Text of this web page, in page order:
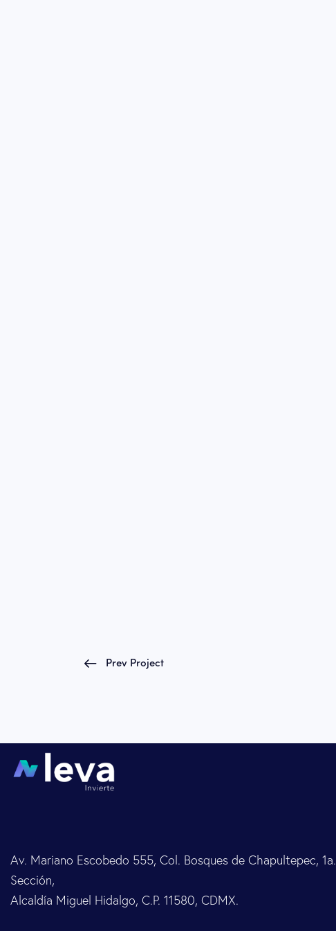
Prev Project
Av. Mariano Escobedo 555, Col. Bosques de Chapultepec, 1a.
Sección,
Alcaldía Miguel Hidalgo, C.P. 11580, CDMX.